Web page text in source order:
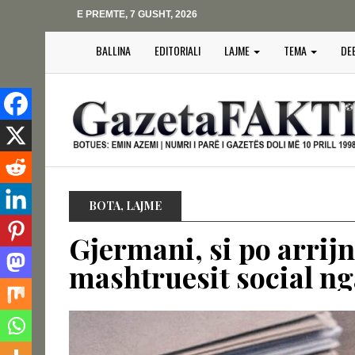
E PREMTE, 7 GUSHT, 2026
BALLINA EDITORIALI LAJME TEMA
BOTA, LAJME
Gjermani, si po
mashtruesit social